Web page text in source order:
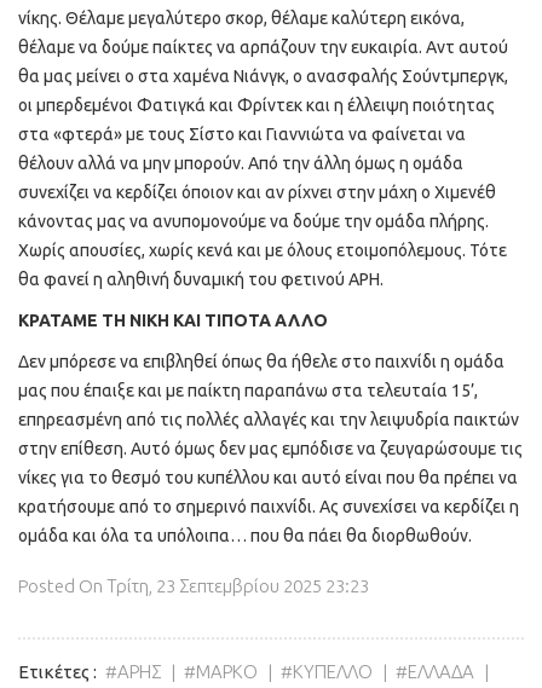
νίκης. Θέλαμε μεγαλύτερο σκορ, θέλαμε καλύτερη εικόνα,
θέλαμε να δούμε παίκτες να αρπάζουν την ευκαιρία. Αντ αυτού
θα μας μείνει ο στα χαμένα Νιάνγκ, ο ανασφαλής Σούντμπεργκ,
οι μπερδεμένοι Φατιγκά και Φρίντεκ και η έλλειψη ποιότητας
στα «φτερά» με τους Σίστο και Γιαννιώτα να φαίνεται να
θέλουν αλλά να μην μπορούν. Από την άλλη όμως η ομάδα
συνεχίζει να κερδίζει όποιον και αν ρίχνει στην μάχη ο Χιμενέθ
κάνοντας μας να ανυπομονούμε να δούμε την ομάδα πλήρης.
Χωρίς απουσίες, χωρίς κενά και με όλους ετοιμοπόλεμους. Τότε
θα φανεί η αληθινή δυναμική του φετινού ΑΡΗ.
ΚΡΑΤΑΜΕ ΤΗ ΝΙΚΗ ΚΑΙ ΤΙΠΟΤΑ ΑΛΛΟ
Δεν μπόρεσε να επιβληθεί όπως θα ήθελε στο παιχνίδι η ομάδα
μας που έπαιξε και με παίκτη παραπάνω στα τελευταία 15’,
επηρεασμένη από τις πολλές αλλαγές και την λειψυδρία παικτών
στην επίθεση. Αυτό όμως δεν μας εμπόδισε να ζευγαρώσουμε τις
νίκες για το θεσμό του κυπέλλου και αυτό είναι που θα πρέπει να
κρατήσουμε από το σημερινό παιχνίδι. Ας συνεχίσει να κερδίζει η
ομάδα και όλα τα υπόλοιπα… που θα πάει θα διορθωθούν.
Posted On Τρίτη, 23 Σεπτεμβρίου 2025 23:23
Ετικέτες ΑΡΗΣ ΜΑΡΚΟ ΚΥΠΕΛΛΟ
ΕΛΛΑΔΑ